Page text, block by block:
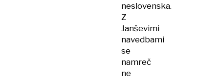
neslovenska.
Z
Janševimi
navedbami
se
namreč
ne